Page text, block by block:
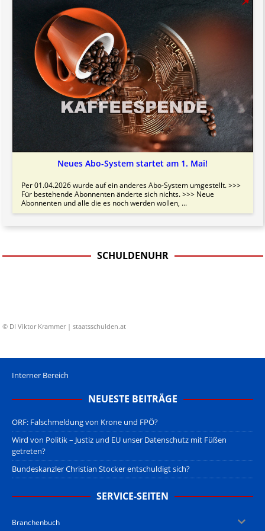
Neues Abo-System startet am 1. Mai!
Per 01.04.2026 wurde auf ein anderes Abo-System umgestellt. >>>
Für bestehende Abonnenten änderte sich nichts. >>> Neue
Abonnenten und alle die es noch werden wollen, ...
SCHULDENUHR
© DI Viktor Krammer | staatsschulden.at
Interner Bereich
NEUESTE BEITRÄGE
ORF: Falschmeldung von Krone und FPÖ?
Wird von Politik – Justiz und EU unser Datenschutz mit Füßen
getreten?
Bundeskanzler Christian Stocker entschuldigt sich?
SERVICE-SEITEN
Branchenbuch